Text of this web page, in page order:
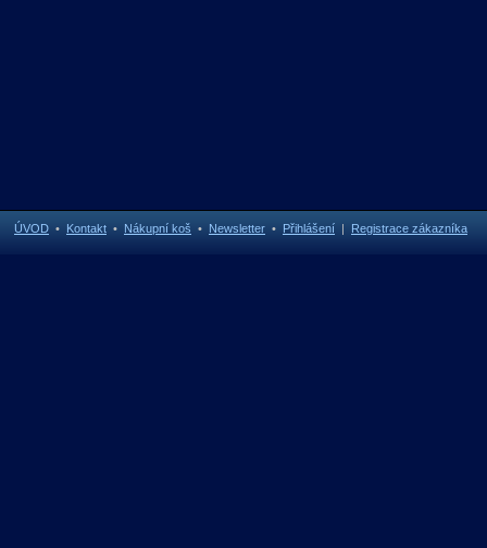
ÚVOD • Kontakt • Nákupní koš • Newsletter • Přihlášení | Registrace zákazníka